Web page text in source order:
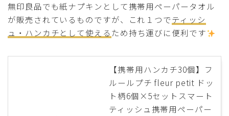
無印良品でも紙ナプキンとして携帯用ペーパータオル
が販売されているものですが、これ１つでティッシ
ュ・ハンカチとして使える ため持ち運びに便利です
【携帯用ハンカチ30個】フ
ルールプチ fleur petit ドッ
ト柄6個×5セットスマート
ティッシュ携帯用ペーパー